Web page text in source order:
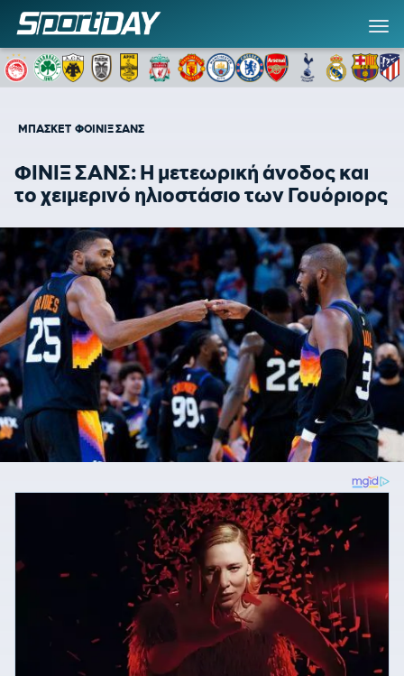
ΜΠΑΣΚΕΤ ΦΟΙΝΙΞ ΣΑΝΣ
ΦΙΝΙΞ ΣΑΝΣ: Η μετεωρική άνοδος και
το χειμερινό ηλιοστάσιο των Γουόριορς